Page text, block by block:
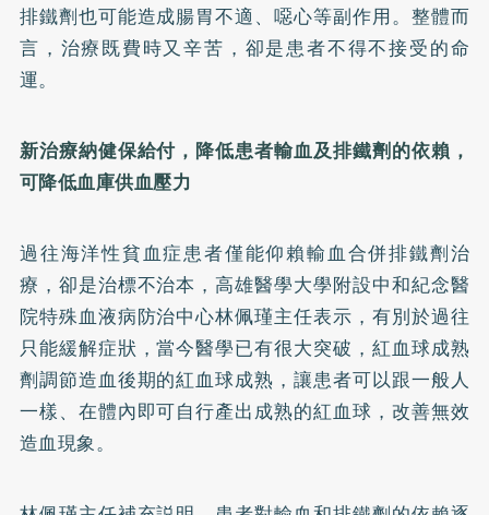
排鐵劑也可能造成腸胃不適、噁心等副作用。整體而
言，治療既費時又辛苦，卻是患者不得不接受的命
運。
新治療納健保給付， 降低患者輸血及排鐵劑的依賴，
可降低血庫供血壓力
過往海洋性貧血症患者僅能仰賴輸血合併排鐵劑治
療，卻是治標不治本，高雄醫學大學附設中和紀念醫
院特殊血液病防治中心林佩瑾主任表示，有別於過往
只能緩解症狀，當今醫學已有很大突破，紅血球成熟
劑調節造血後期的紅血球成熟，讓患者可以跟一般人
一樣、在體內即可自行產出成熟的紅血球，改善無效
造血現象。